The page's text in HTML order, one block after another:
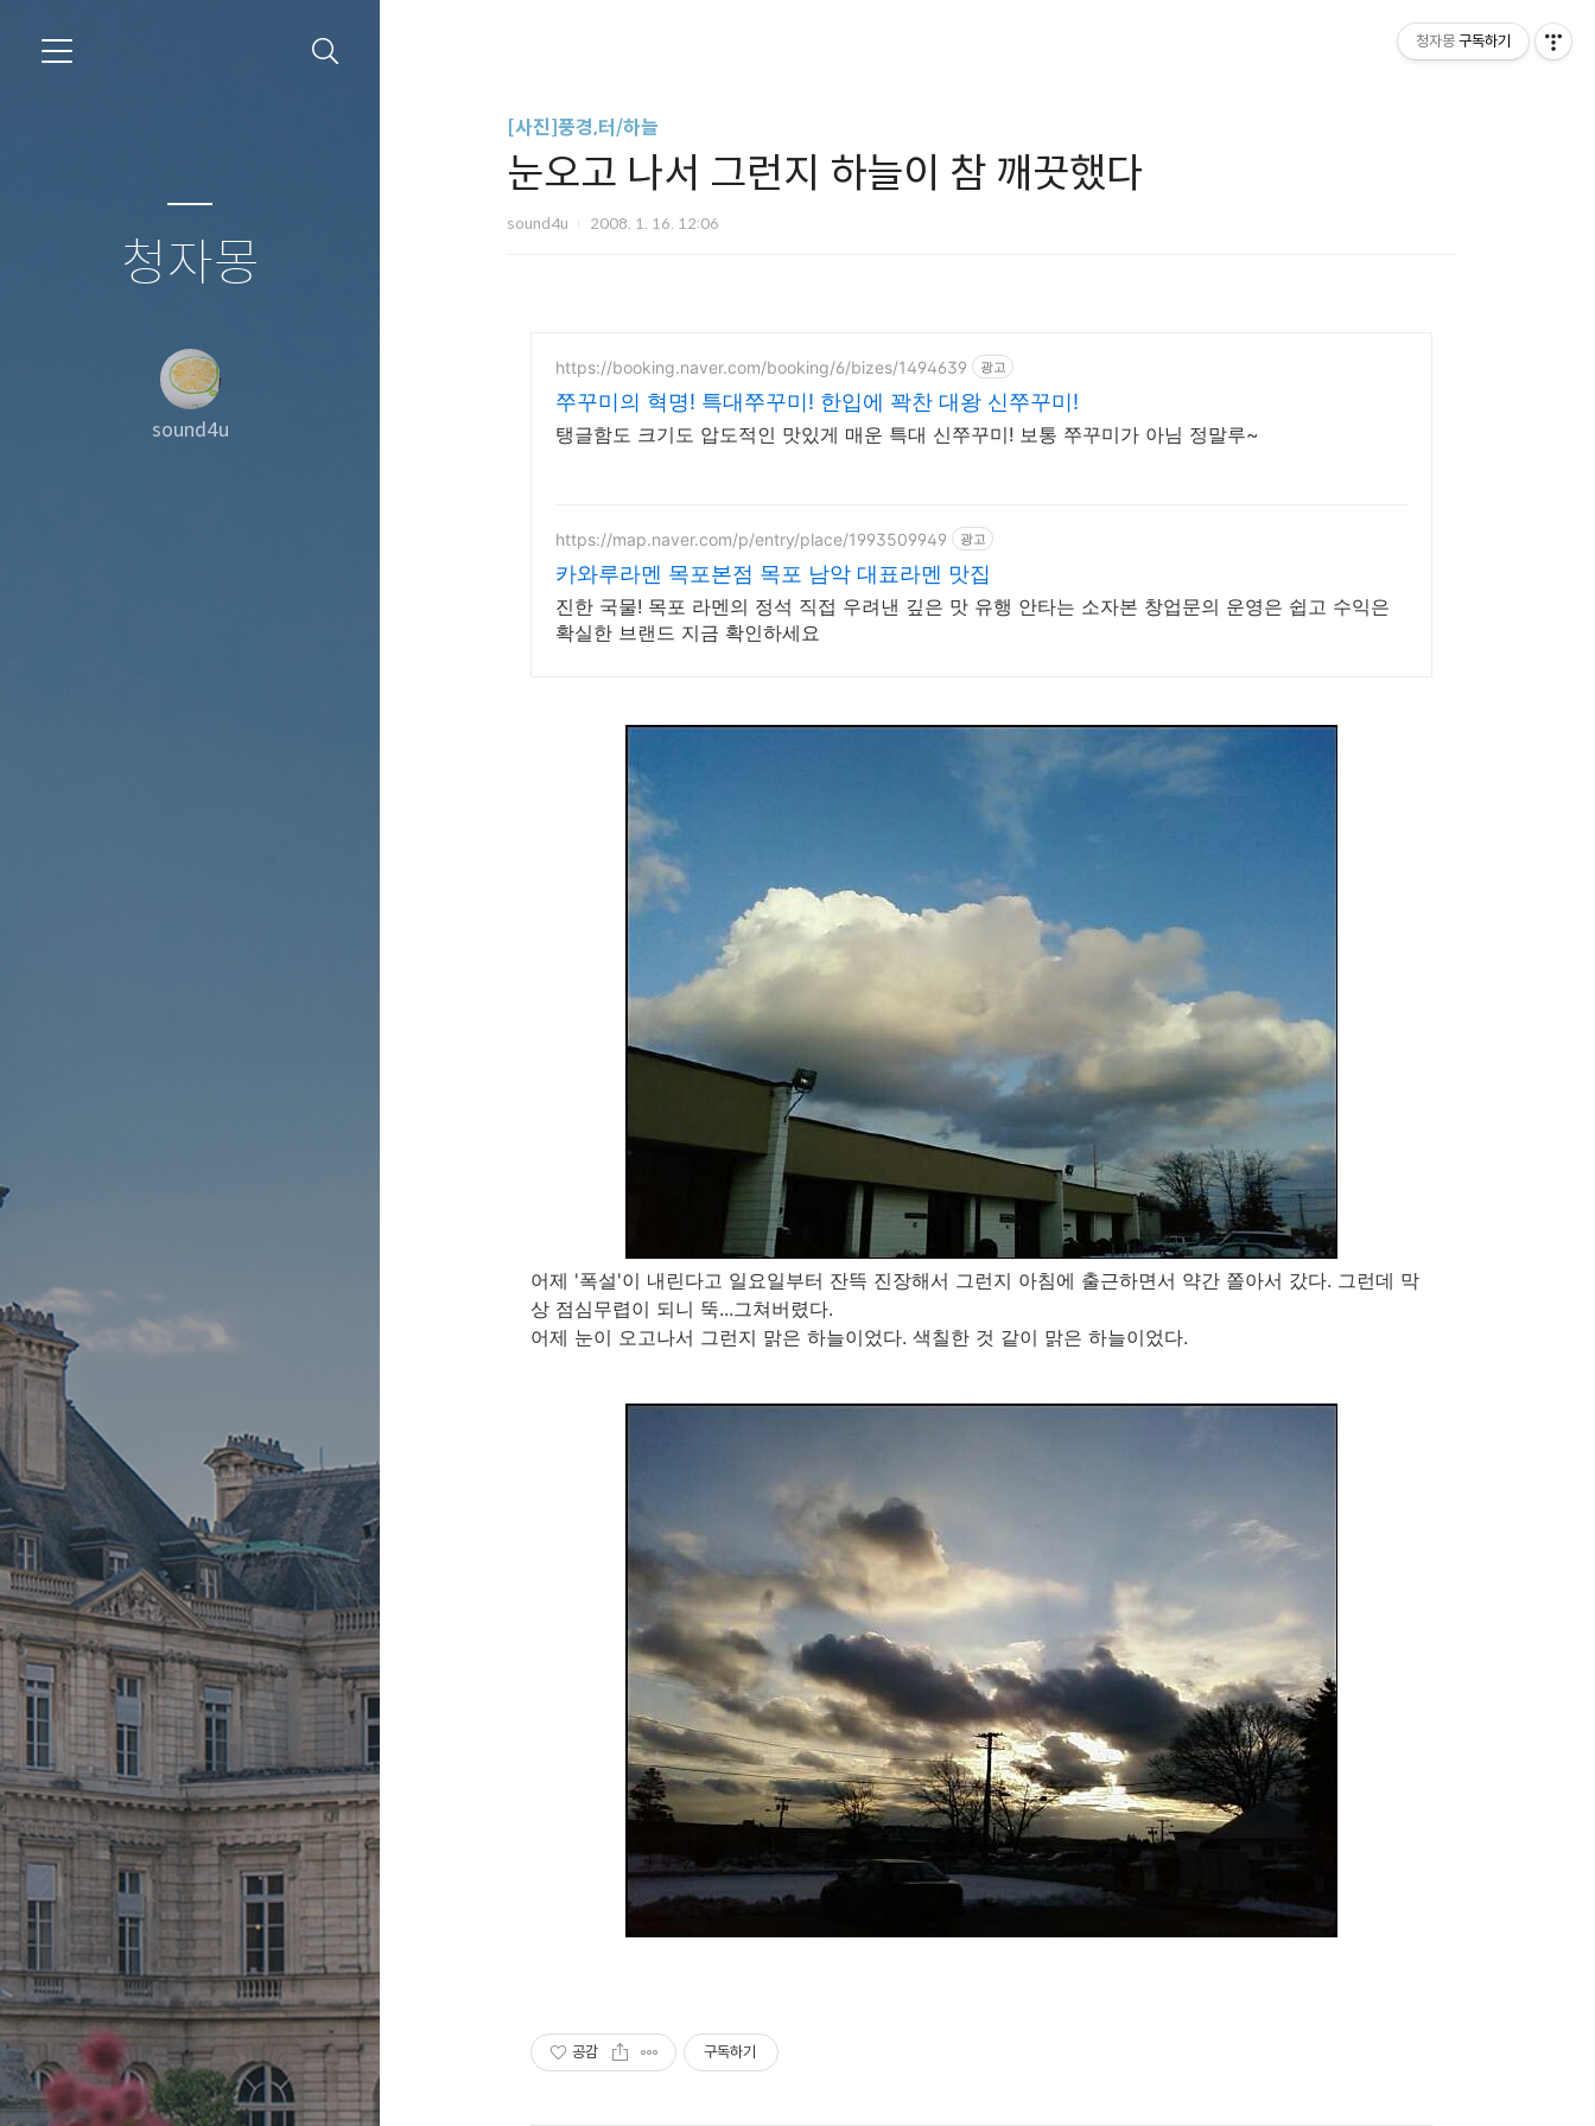
청자몽
sound4u
[사진]풍경,터/하늘
눈오고 나서 그런지 하늘이 참 깨끗했다
sound4u 2008. 1. 16. 12:06
https://booking.naver.com/booking/6/bizes/1494639 광고
쭈꾸미의 혁명! 특대쭈꾸미! 한입에 꽉찬 대왕 신쭈꾸미!
탱글함도 크기도 압도적인 맛있게 매운 특대 신쭈꾸미! 보통 쭈꾸미가 아님 정말루~
https://map.naver.com/p/entry/place/1993509949 광고
카와루라멘 목포본점 목포 남악 대표라멘 맛집
진한 국물! 목포 라멘의 정석 직접 우려낸 깊은 맛 유행 안타는 소자본 창업문의 운영은 쉽고 수익은
확실한 브랜드 지금 확인하세요
어제 '폭설'이 내린다고 일요일부터 잔뜩 진장해서 그런지 아침에 출근하면서 약간 쫄아서 갔다. 그런데 막
상 점심무렵이 되니 뚝...그쳐버렸다.
어제 눈이 오고나서 그런지 맑은 하늘이었다. 색칠한 것 같이 맑은 하늘이었다.
공감 구독하기
청자몽 구독하기